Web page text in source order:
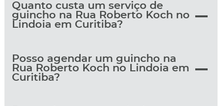
Quanto custa um serviço de
guincho na Rua Roberto Koch no
Lindoia em Curitiba?
Posso agendar um guincho na
Rua Roberto Koch no Lindoia em
Curitiba?